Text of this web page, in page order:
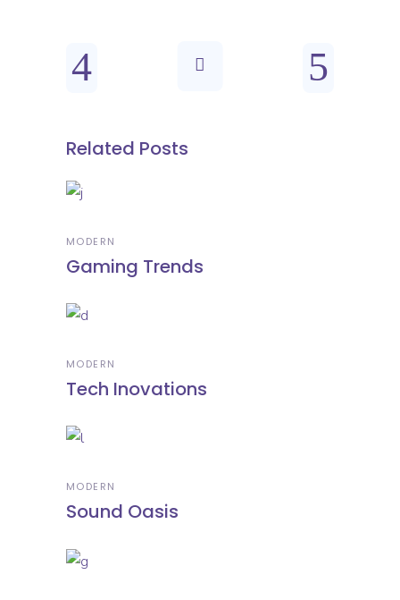
Related Posts
MODERN
Gaming Trends
MODERN
Tech Inovations
MODERN
Sound Oasis